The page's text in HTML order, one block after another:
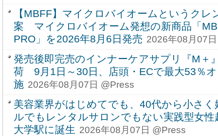
【MBFF】マイクロバイオームというクレ
案 マイクロバイオーム発想の新商品「
PRO」を2026年8月6日発売 2026年08月07
発売後即完売のインナーケアサプリ『M＋
荷 9月1日～30日、店頭・ECで最大53％
施 2026年08月07日 @Press
美容業界がはじめてでも、40代から小さ
ルでもレンタルサロンでもない実践型女性
大学駅に誕生 2026年08月07日 @Press